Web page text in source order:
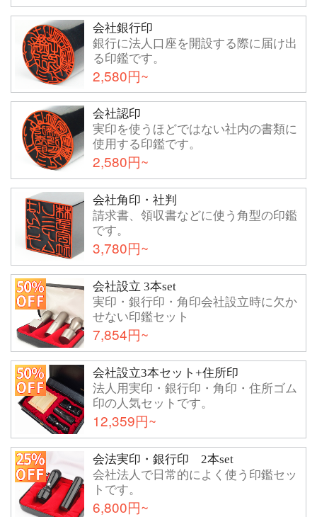
会社銀行印
銀行に法人口座を開設する際に届け出
る印鑑です。
2,580円~
会社認印
実印を使うほどではない社内の書類に
使用する印鑑です。
2,580円~
会社角印・社判
請求書、領収書などに使う角型の印鑑
です。
3,780円~
会社設立 3本set
実印・銀行印・角印会社設立時に欠か
せない印鑑セット
7,854円~
会社設立3本セット+住所印
法人用実印・銀行印・角印・住所ゴム
印の人気セットです。
12,359円~
会法実印・銀行印 2本set
会社法人で日常的によく使う印鑑セッ
トです。
6,800円~